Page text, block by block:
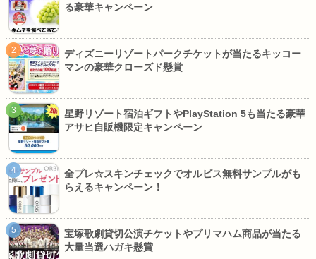
る豪華キャンペーン
ディズニーリゾートパークチケットが当たるキッコー
マンの豪華クローズド懸賞
星野リゾート宿泊ギフトやPlayStation 5も当たる豪華
アサヒ自販機限定キャンペーン
全プレ☆スキンチェックでオルビス無料サンプルがも
らえるキャンペーン！
宝塚歌劇貸切公演チケットやプリマハム商品が当たる
大量当選ハガキ懸賞